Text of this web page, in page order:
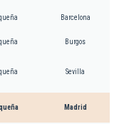
Barcelona
Burgos
Sevilla
Madrid